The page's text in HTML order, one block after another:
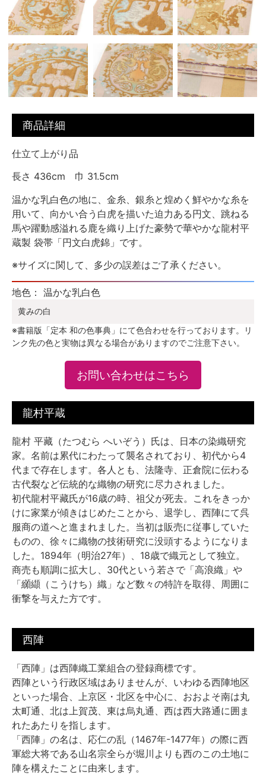
商品詳細
仕立て上がり品
長さ 436cm 巾 31.5cm
温かな乳白色の地に、金糸、銀糸と煌めく鮮やかな糸を
用いて、向かい合う白虎を描いた迫力ある円文、跳ねる
馬や躍動感溢れる鹿を織り上げた豪勢で華やかな龍村平
蔵製 袋帯「円文白虎錦」です。
※サイズに関して、多少の誤差はご了承ください。
地色： 温かな乳白色
黄みの白
※書籍版「定本 和の色事典」にて色合わせを行っております。リ
ンク先の色と実物は異なる場合がありますのでご注意下さい。
お問い合わせはこちら
龍村平蔵
龍村 平藏（たつむら へいぞう）氏は、日本の染織研究
家。名前は累代にわたって襲名されており、初代から4
代まで存在します。各人とも、法隆寺、正倉院に伝わる
古代裂など伝統的な織物の研究に尽力されました。
初代龍村平藏氏が16歳の時、祖父が死去。これをきっか
けに家業が傾きはじめたことから、退学し、西陣にて呉
服商の道へと進まれました。当初は販売に従事していた
ものの、徐々に織物の技術研究に没頭するようになりま
した。1894年（明治27年）、18歳で織元として独立。
商売も順調に拡大し、30代という若さで「高浪織」や
「纐纈（こうけち）織」など数々の特許を取得、周囲に
衝撃を与えた方です。
西陣
「西陣」は西陣織工業組合の登録商標です。
西陣という行政区域はありませんが、いわゆる西陣地区
といった場合、上京区・北区を中心に、おおよそ南は丸
太町通、北は上賀茂、東は烏丸通、西は西大路通に囲ま
れたあたりを指します。
「西陣」の名は、応仁の乱（1467年-1477年）の際に西
軍総大将である山名宗全らが堀川よりも西のこの土地に
陣を構えたことに由来します。